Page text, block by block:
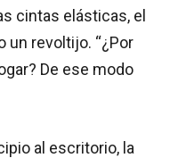
cintas elásticas, el
un revoltijo. “¿Por
De ese modo
al escritorio, la